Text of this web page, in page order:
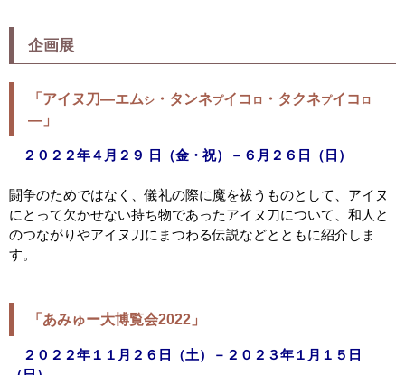
企画展
「アイヌ刀―エムシ ・タンネプイコ ロ ・タクネプイコ ロ
―」
２０２２年４月２９ 日（金・祝）－６月２６日（日）
闘争のためではなく、儀礼の際に魔を祓うものとして、アイヌ
にとって欠かせない持ち物であったアイヌ刀について、和人と
のつながりやアイヌ刀にまつわる伝説などとともに紹介しま
す。
「あみゅー大博覧会2022 」
２０２２年１１月２６日（土）－２０２３年１月１５日